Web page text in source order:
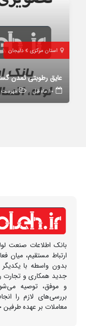
استان مرکزی دلیجان
عایق رطوبتی تمدن
10 ماه قبل فهرست
بانک اطلاعات صنعت
ارتباط مستقیم، میان
بدون واسطه با
جدید همکاری و تجارت
و موفق، توصیه
بررسی‌های لازم را
معاملات بر عهده طرفین